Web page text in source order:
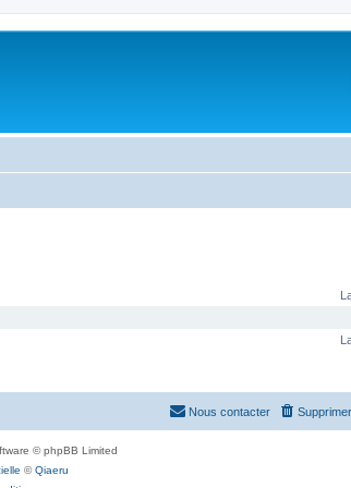
Nous contacter
© phpBB Limited
©Qiaeru